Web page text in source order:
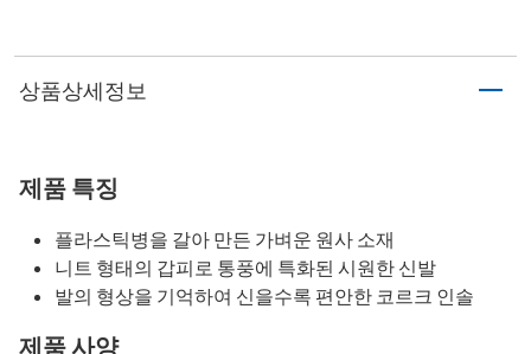
상품상세정보
제품 특징
플라스틱병을 갈아 만든 가벼운 원사 소재
니트 형태의 갑피로 통풍에 특화된 시원한 신발
발의 형상을 기억하여 신을수록 편안한 코르크 인솔
제품 사양